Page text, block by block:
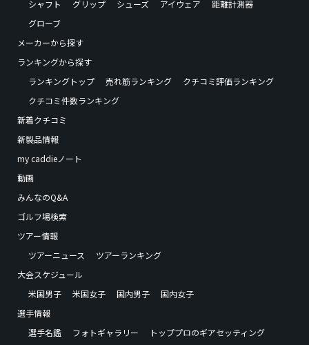
シャフト
グリップ シューズ アイウェア
距離計測器
グローブ
メーカーから探す
ランキングから探す
ランキングトップ
売れ筋ランキング
クチコミ評価ランキング
クチコミ件数ランキング
新着クチコミ
新製品情報
my caddieノート
動画
みんなのQ&A
ゴルフ場検索
ツアー情報
ツアーニュース
ツアーランキング
大会スケジュール
米国男子
米国女子 国内男子
国内女子
選手情報
選手名鑑
フォトギャラリー トッププロのギアセッティング